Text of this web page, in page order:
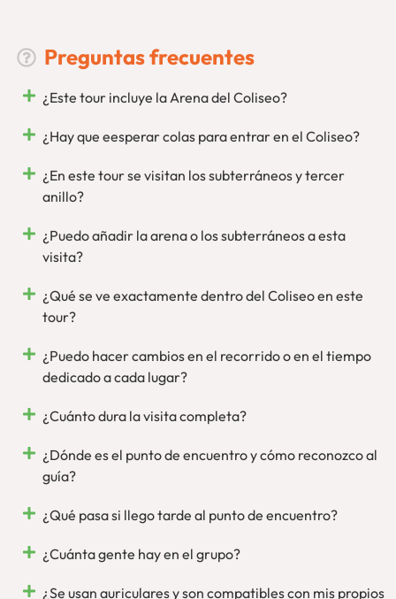
¡Quedamos En Roma! Un juego de palabras, sí, pero también
mucho abarca poco aprieta, queremos seguir
asistencia in situ para lo que necesites, respondiendo en
primera persona. Desde aquí, desde Roma, organizamos
nuestras visitas como tour operador inscrito en el registro
oficial del Parque Arqueológico
estupendos guías oficiales. Ponemos, por tanto, nuestro
rostro y voz para que disfrutes de Roma, en persona.
Preguntas frecuentes
¿Este tour incluye la Arena del Coliseo?
¿Hay que eesperar colas para entrar en el Coliseo?
¿En este tour se visitan los subterráneos y tercer
anillo?
¿Puedo añadir la arena o los subterráneos a esta
visita?
¿Qué se ve exactamente dentro del Coliseo en este
tour?
¿Puedo hacer cambios en el recorrido o en el tiempo
dedicado a cada lugar?
¿Cuánto dura la visita completa?
¿Dónde es el punto de encuentro y cómo reconozco al
guía?
¿Qué pasa si llego tarde al punto de encuentro?
¿Cuánta gente hay en el grupo?
¿Se usan auriculares y son compatibles con mis propios